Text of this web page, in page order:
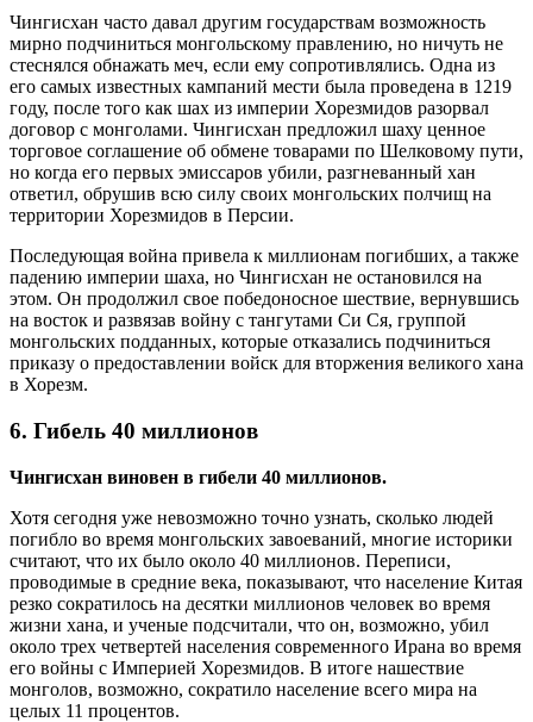
Чингисхан часто давал другим государствам возможность
мирно подчиниться монгольскому правлению, но ничуть не
стеснялся обнажать меч, если ему сопротивлялись. Одна из
его самых известных кампаний мести была проведена в 1219
году, после того как шах из империи Хорезмидов разорвал
договор с монголами. Чингисхан предложил шаху ценное
торговое соглашение об обмене товарами по Шелковому пути,
но когда его первых эмиссаров убили, разгневанный хан
ответил, обрушив всю силу своих монгольских полчищ на
территории Хорезмидов в Персии.
Последующая война привела к миллионам погибших, а также
падению империи шаха, но Чингисхан не остановился на
этом. Он продолжил свое победоносное шествие, вернувшись
на восток и развязав войну с тангутами Си Ся, группой
монгольских подданных, которые отказались подчиниться
приказу о предоставлении войск для вторжения великого хана
в Хорезм.
6. Гибель 40 миллионов
Чингисхан виновен в гибели 40 миллионов.
Хотя сегодня уже невозможно точно узнать, сколько людей
погибло во время монгольских завоеваний, многие историки
считают, что их было около 40 миллионов. Переписи,
проводимые в средние века, показывают, что население Китая
резко сократилось на десятки миллионов человек во время
жизни хана, и ученые подсчитали, что он, возможно, убил
около трех четвертей населения современного Ирана во время
его войны с Империей Хорезмидов. В итоге нашествие
монголов, возможно, сократило население всего мира на
целых 11 процентов.